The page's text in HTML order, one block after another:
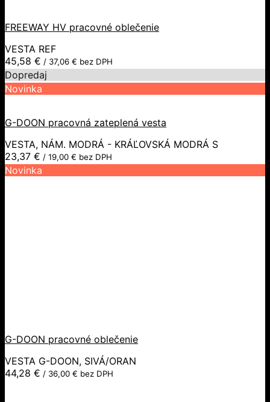
FREEWAY HV pracovné oblečenie
VESTA REF
45,58 € / 37,06 € bez DPH
Dopredaj
Novinka
G-DOON pracovná zateplená vesta
VESTA, NÁM. MODRÁ - KRÁĽOVSKÁ MODRÁ S
23,37 € / 19,00 € bez DPH
Novinka
G-DOON pracovné oblečenie
VESTA G-DOON, SIVÁ/ORAN
44,28 € / 36,00 € bez DPH